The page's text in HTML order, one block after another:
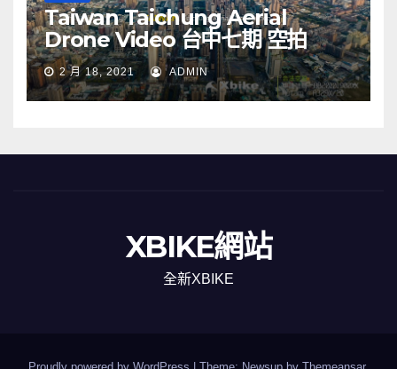
Taiwan Taichung Aerial
Drone Video 台中七期 空拍
2 月 18, 2021 ADMIN
XBIKE網站
全新XBIKE